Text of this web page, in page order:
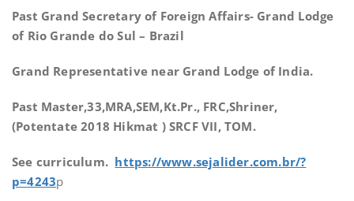
Past Grand Secretary of Foreign Affairs- Grand Lodge
of Rio Grande do Sul – Brazil
Grand Representative near Grand Lodge of India.
Past Master,33,MRA,SEM,Kt.Pr., FRC,Shriner,
(Potentate 2018 Hikmat ) SRCF VII, TOM.
See curriculum. https://www.sejalider.com.br/?
p=4243p